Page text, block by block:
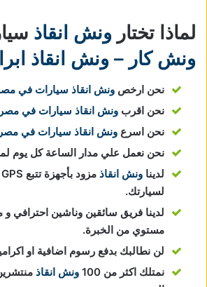
لماذا تختار ونش انقاذ
ونش كار – ونش انقاذ
نحن ارخص ونش انقاذ سيارات في
نحن اقرب ونش انقاذ سيارات في مصر
نحن اسرع ونش انقاذ سيارات في مصر
نحن نعمل علي مدار الساعة كل يوم لمدة 24
لدينا ونش انقاذ
لسيارتك.
لدينا فريق سائقين وناشين احترافي
مستوي من الخبرة.
لن نطالبك بدفع رسوم اضافية او
نمتلك اكثر من 100
ونش انقاذ